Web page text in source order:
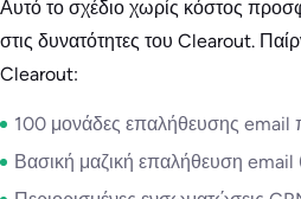
Αυτό το σχέδιο χωρίς κόστος
στις δυνατότητες του Clearout.
Clearout:
100 μονάδες επαλήθευσης email
Βασική μαζική επαλήθευση email